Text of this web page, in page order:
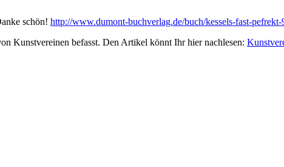
schön! http://www.dumont-buchverlag.de/buch/kessels-fast-
Kunstvereinen befasst. Den Artikel könnt Ihr hier nachlesen: